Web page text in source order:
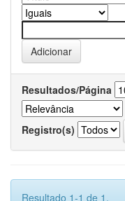
Resultados/Página
Registro(s)
Resultado 1-1 de 1.